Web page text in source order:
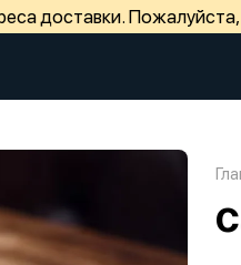
доставки.